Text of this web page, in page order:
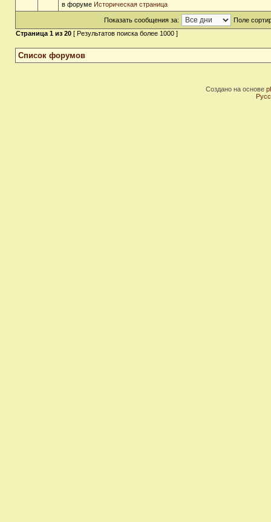
в форуме Историческая страница
Показать сообщения за:
Поле
Страница 1 из 20 [ Результатов поиска более 1000 ]
Список форумов
Создано на основе